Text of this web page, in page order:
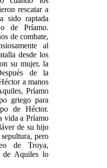
rescatar a
sido raptada
de Príamo.
de combate,
al
desde los
su mujer, la
de la
a manos
Príamo
griego para
de Héctor.
vida a Príamo
de su hijo
pero
de Troya,
de Aquiles lo